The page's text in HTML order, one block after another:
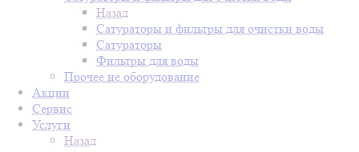
Назад
Сатураторы и фильтры для очистки воды
Сатураторы
Фильтры для воды
Прочее не оборудование
Акции
Сервис
Услуги
Назад